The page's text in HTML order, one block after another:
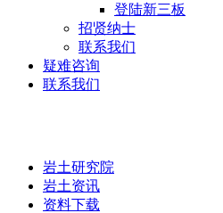
登陆新三板
招贤纳士
联系我们
疑难咨询
联系我们
岩土研究院
岩土资讯
资料下载